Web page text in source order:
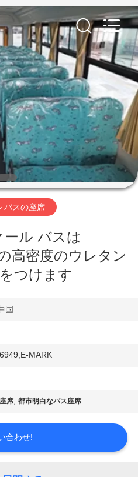
バスの座席
ル バスは
高密度のウレタン
つけます
国
MARK
席,都市明白なバス座席
合わせ!